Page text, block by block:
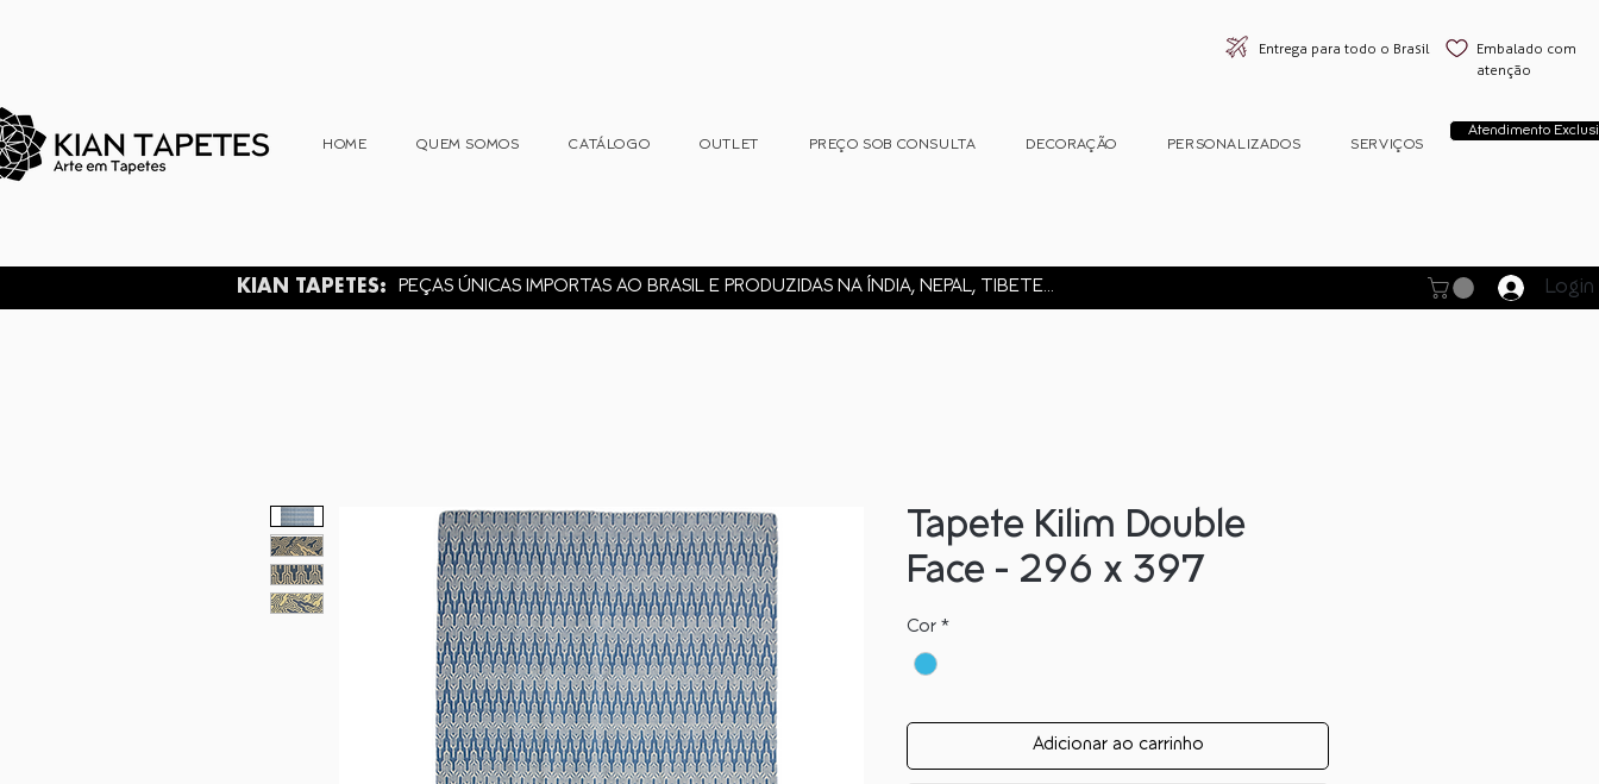
Entrega para todo o Brasil
Embalado com
atenção
HOME QUEM SOMOS CATÁLOGO OUTLET PREÇO SOB CONSULTA DECORAÇÃO PERSONALIZADOS SERVIÇOS
Atendimento
KIAN TAPETES: Login
PEÇAS ÚNICAS IMPORTAS AO BRASIL E PRODUZIDAS NA ÍNDIA, NEPAL, TIBETE...
Tapete Kilim Double
Face - 296 x 397
Cor *
Adicionar ao carrinho